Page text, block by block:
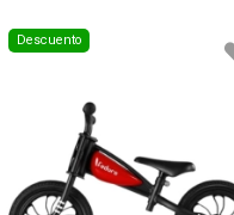
Descuento